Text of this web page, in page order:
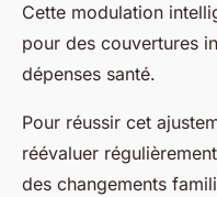
Cette modulation
pour des couvertures
dépenses santé.
Pour réussir cet
réévaluer
des changements